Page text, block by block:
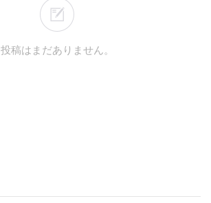
投稿はまだありません。